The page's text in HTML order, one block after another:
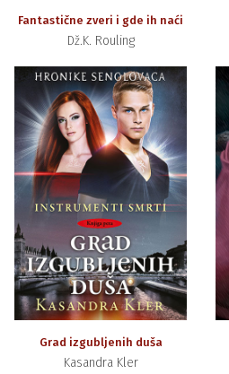
Fantastične zveri i gde ih naći
Dž.K. Rouling
Grad izgubljenih duša
Kasandra Kler